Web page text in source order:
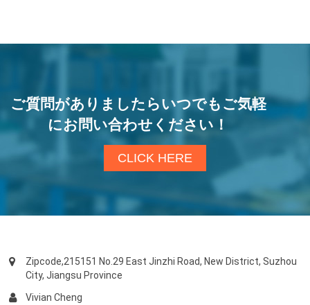
ご質問がありましたらいつでもご気軽
にお問い合わせください！
CLICK HERE
Zipcode,215151 No.29 East Jinzhi Road, New District, Suzhou
City, Jiangsu Province
Vivian Cheng